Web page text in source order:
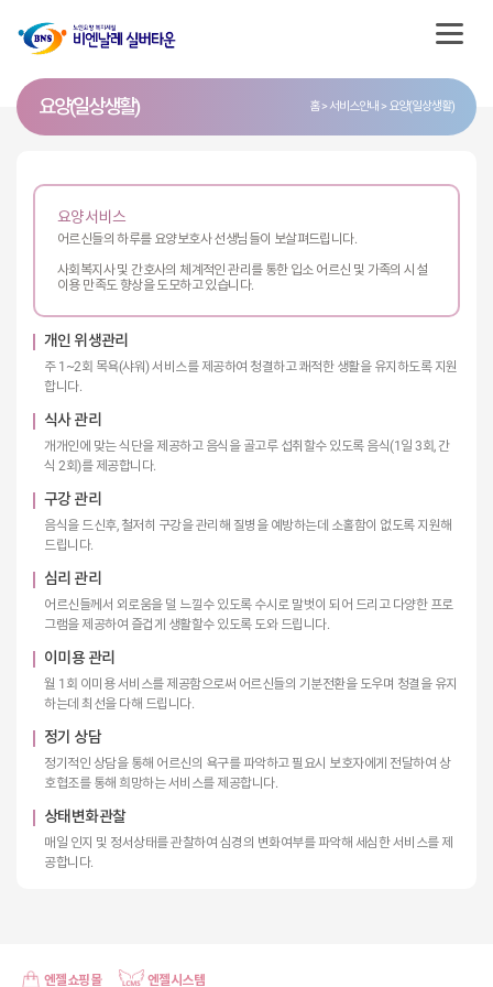
요양(일상생활) 홈 서비스안내 요양(일상생활)
요양서비스
어르신들의 하루를 요양보호사 선생님들이 보살펴드립니다.
사회복지사 및 간호사의 체계적인 관리를 통한 입소 어르신 및 가족의 시설
이용 만족도 향상을 도모하고 있습니다.
개인 위생관리
주 1~2회 목욕(샤워) 서비스를 제공하여 청결하고 쾌적한 생활을 유지하도록 지원
합니다.
식사 관리
개개인에 맞는 식단을 제공하고 음식을 골고루 섭취할수 있도록 음식(1일 3회, 간
식 2회)를 제공합니다.
구강 관리
음식을 드신후, 철저히 구강을 관리해 질병을 예방하는데 소홀함이 없도록 지원해
드립니다.
심리 관리
어르신들께서 외로움을 덜 느낄수 있도록 수시로 말벗이 되어 드리고 다양한 프로
그램을 제공하여 즐겁게 생활할수 있도록 도와 드립니다.
이미용 관리
월 1회 이미용 서비스를 제공함으로써 어르신들의 기분전환을 도우며 청결을 유지
하는데 최선을 다해 드립니다.
정기 상담
정기적인 상담을 통해 어르신의 욕구를 파악하고 필요시 보호자에게 전달하여 상
호협조를 통해 희망하는 서비스를 제공합니다.
상태변화관찰
매일 인지 및 정서상태를 관찰하여 심경의 변화여부를 파악해 세심한 서비스를 제
공합니다.
엔젤쇼핑몰 엔젤시스템